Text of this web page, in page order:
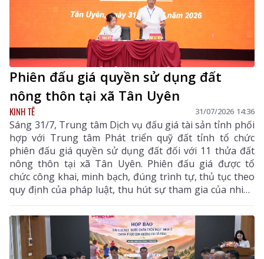
Phiên đấu giá quyền sử dụng đất
nông thôn tại xã Tân Uyên
KINH TẾ 31/07/2026 14:36
Sáng 31/7, Trung tâm Dịch vụ đấu giá tài sản tỉnh phối
hợp với Trung tâm Phát triển quỹ đất tỉnh tổ chức
phiên đấu giá quyền sử dụng đất đối với 11 thửa đất
nông thôn tại xã Tân Uyên. Phiên đấu giá được tổ
chức công khai, minh bạch, đúng trình tự, thủ tục theo
quy định của pháp luật, thu hút sự tham gia của nhiều
khách hàng có nhu cầu sử dụng đất và đầu tư.